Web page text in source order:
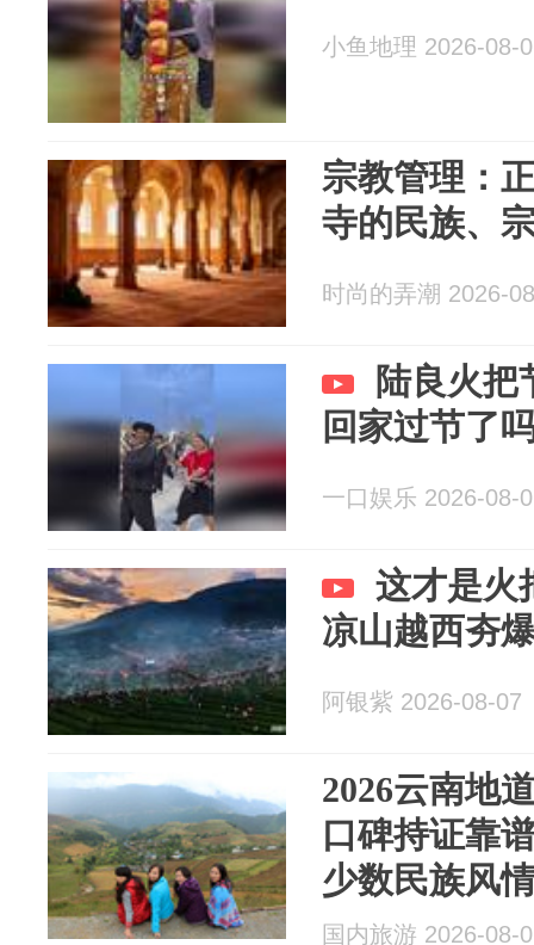
小鱼地理 2026-08-
宗教管理：
寺的民族、
时尚的弄潮 2026-
陆良火把
回家过节了
一口娱乐 2026-08-
这才是火
凉山越西夯
阿银紫 2026-08-07
2026云南地
口碑持证靠
少数民族风
国内旅游 2026-08-